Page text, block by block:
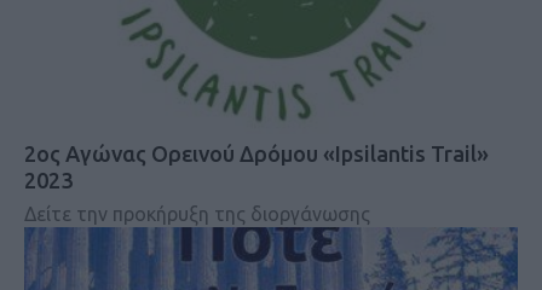
2ος Αγώνας Ορεινού Δρόμου «Ipsilantis Trail»
2023
Δείτε την προκήρυξη της διοργάνωσης